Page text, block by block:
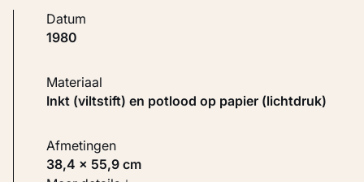
Datum
1980
Materiaal
Inkt (viltstift) en potlood op papier (lichtdruk)
Afmetingen
38,4 × 55,9 cm